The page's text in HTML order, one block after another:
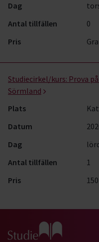
Dag
Antal tillfällen
0
Pris
Studiecirkel/kurs: Prova
Sörmland
Plats
Datum
Dag
Antal tillfällen
1
Pris
Gå till studiefrämjandets